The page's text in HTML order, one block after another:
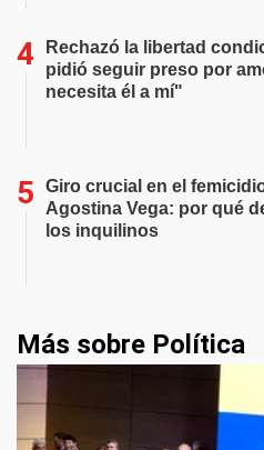
Rechazó la libertad
pidió seguir preso por
necesita él a mí"
Giro crucial en el
Agostina Vega: por qué
los inquilinos
Más sobre Política